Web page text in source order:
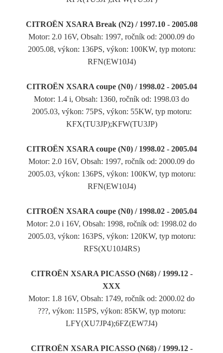
CITROËN XSARA Break (N2) / 1997.10 - 2005.08
Motor: 2.0 16V, Obsah: 1997, ročník od: 2000.09 do
2005.08, výkon: 136PS, výkon: 100KW, typ motoru:
RFN(EW10J4)
CITROËN XSARA coupe (N0) / 1998.02 - 2005.04
Motor: 1.4 i, Obsah: 1360, ročník od: 1998.03 do
2005.03, výkon: 75PS, výkon: 55KW, typ motoru:
KFX(TU3JP);KFW(TU3JP)
CITROËN XSARA coupe (N0) / 1998.02 - 2005.04
Motor: 2.0 16V, Obsah: 1997, ročník od: 2000.09 do
2005.03, výkon: 136PS, výkon: 100KW, typ motoru:
RFN(EW10J4)
CITROËN XSARA coupe (N0) / 1998.02 - 2005.04
Motor: 2.0 i 16V, Obsah: 1998, ročník od: 1998.02 do
2005.03, výkon: 163PS, výkon: 120KW, typ motoru:
RFS(XU10J4RS)
CITROËN XSARA PICASSO (N68) / 1999.12 -
XXX
Motor: 1.8 16V, Obsah: 1749, ročník od: 2000.02 do
???, výkon: 115PS, výkon: 85KW, typ motoru:
LFY(XU7JP4);6FZ(EW7J4)
CITROËN XSARA PICASSO (N68) / 1999.12 -